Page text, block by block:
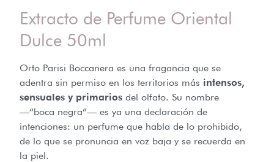
Extracto de Perfume Oriental
Dulce 50ml
Orto Parisi Boccanera es una fragancia que se
adentra sin permiso en los territorios más intensos,
sensuales y primarios del olfato. Su nombre
—“boca negra”— es ya una declaración de
intenciones: un perfume que habla de lo prohibido,
de lo que se pronuncia en voz baja y se recuerda en
la piel.